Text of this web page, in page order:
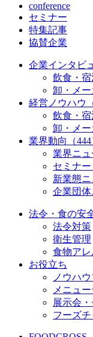
conference
セミナー
特集記事
協賛企業
企業インタビ
飲食・宿
卸・メー
経営ノウハウ
飲食・宿
卸・メー
業界動向（444
業界ニュ
セミナ
新業態ニ
企業団体
法令・食の安
法令対策
衛生管理
食物ア
お役立ち
ノウハ
メニュ
展示会
フーズ